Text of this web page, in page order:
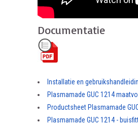
Documentatie
Installatie en
Plasmamade GUC 1214
Productsheet Plasmamade
Plasmamade GUC 1214 -